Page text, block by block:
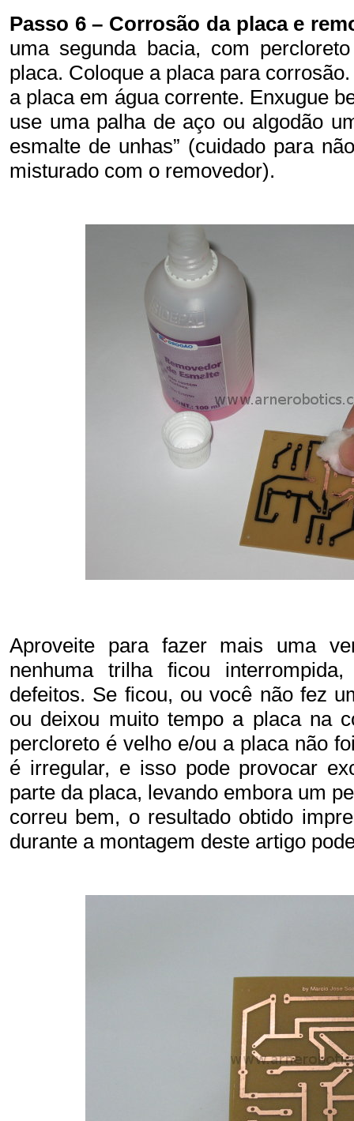
Passo 6– Corrosão da placa e
uma segunda bacia, com
placa. Coloque a placa para
a placa em água corrente. Enxugue
use uma palha de aço ou algodão
esmalte de unhas” (cuidado para
misturado com o removedor).
Aproveite para fazer mais uma
nenhuma trilha ficou
defeitos. Se ficou, ou você não fez
ou deixou muito tempo a placa na
percloreto é velho e/ou a placa não
é irregular, e isso pode provocar
parte da placa, levando embora um
correu bem, o resultado obtido
durante a montagem deste artigo